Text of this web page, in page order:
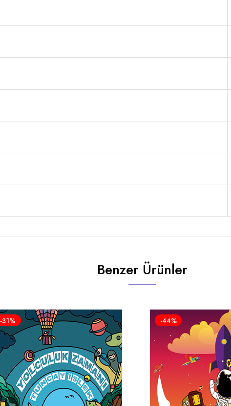
Benzer Ürünler
-31% -44%